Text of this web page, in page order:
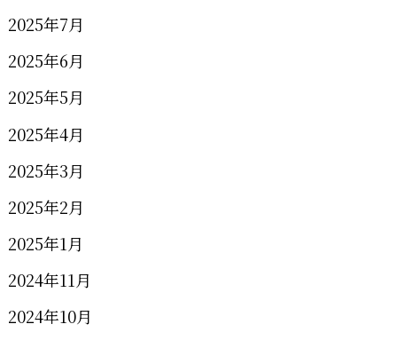
2025年7月
2025年6月
2025年5月
2025年4月
2025年3月
2025年2月
2025年1月
2024年11月
2024年10月